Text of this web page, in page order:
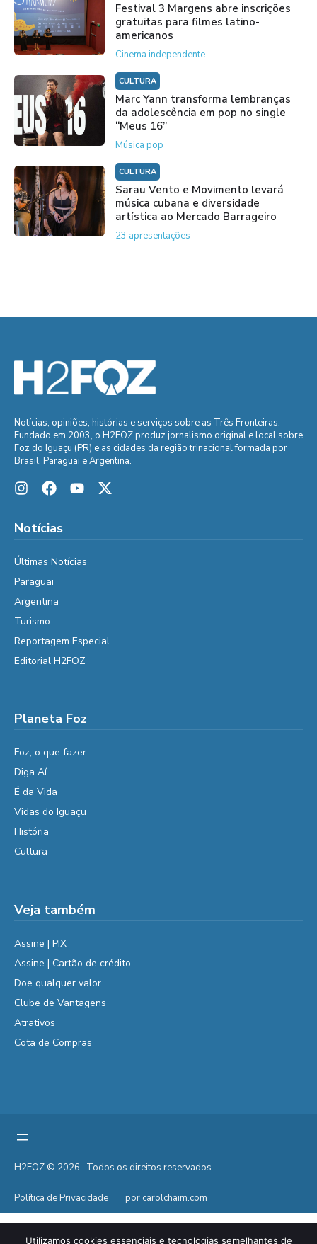
Festival 3 Margens abre inscrições
gratuitas para filmes latino-
americanos
Cinema independente
CULTURA
Marc Yann transforma lembranças
da adolescência em pop no single
“Meus 16”
Música pop
CULTURA
Sarau Vento e Movimento levará
música cubana e diversidade
artística ao Mercado Barrageiro
23 apresentações
Notícias, opiniões, histórias e serviços sobre as Três Fronteiras.
Fundado em 2003, o H2FOZ produz jornalismo original e local sobre
Foz do Iguaçu (PR) e as cidades da região trinacional formada por
Brasil, Paraguai e Argentina.
Notícias
Últimas Notícias
Paraguai
Argentina
Turismo
Reportagem Especial
Editorial H2FOZ
Planeta Foz
Foz, o que fazer
Diga Aí
É da Vida
Vidas do Iguaçu
História
Cultura
Veja também
Assine | PIX
Assine | Cartão de crédito
Doe qualquer valor
Clube de Vantagens
Atrativos
Cota de Compras
H2FOZ © 2026 . Todos os direitos reservados
Política de Privacidade por carolchaim.com
Utilizamos cookies essenciais e tecnologias semelhantes de